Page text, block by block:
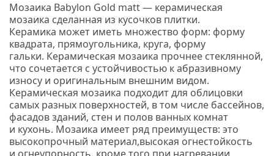
Мозаика Babylon Gold matt — керамическая
мозаика сделанная из кусочков плитки.
Керамика может иметь множество форм: форму
квадрата, прямоугольника, круга, форму
гальки. Керамическая мозаика прочнее стеклянной,
что сочетается с устойчивостью к абразивному
износу и оригинальным внешним видом.
Керамическая мозаика подходит для облицовки
самых разных поверхностей, в том числе бассейнов,
фасадов зданий, стен и полов ванных комнат
и кухонь. Мозаика имеет ряд преимуществ: это
высокопрочный материал,высокая огнестойкость